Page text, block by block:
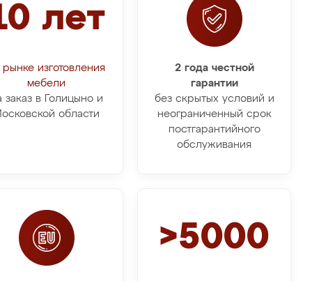
лет
рынке изготовления
мебели
заказ в Голицыно и
области
2 года честной
гарантии
без скрытых условий и
неограниченный срок
постгарантийного
обслуживания
>5000